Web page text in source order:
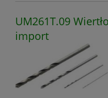
UM261T.09
import